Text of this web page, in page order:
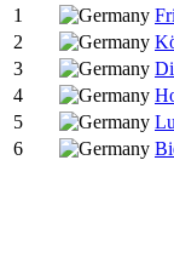
1
2
3
4
5
6